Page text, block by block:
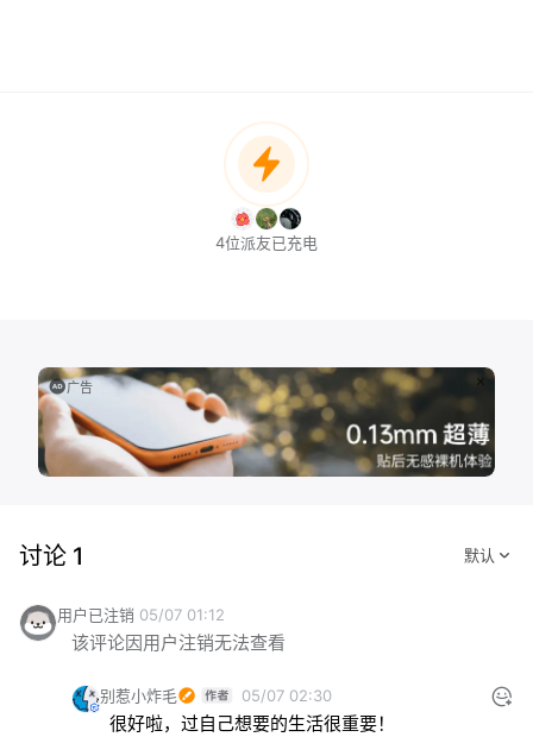
4位派友已充电
广告
讨论 1
用户已注销 05/07 01:12
该评论因用户注销无法查看
别惹小炸毛 05/07 02:30
很好啦，过自己想要的生活很重要！